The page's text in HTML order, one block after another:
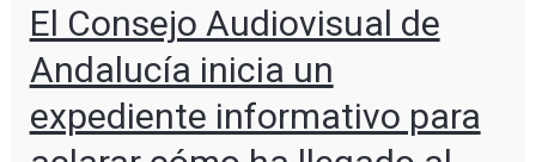
El Consejo Audiovisual de
Andalucía inicia un
expediente informativo para